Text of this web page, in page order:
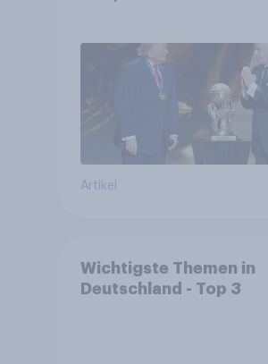
Fußball-WM ohne Politik
Artikel
Wichtigste Themen in
Deutschland - Top 3